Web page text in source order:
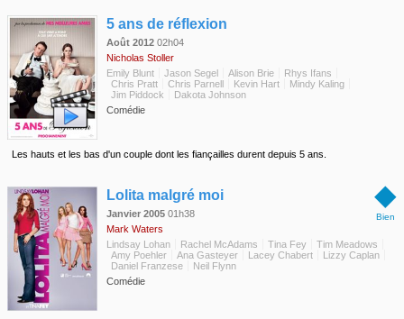
de la relation amoureuse, du premier coup de coeur aux rendez-vous, du sexe à la
séparation, à la récrimination et à la rédemption et décrit toutes les raisons qui nous
poussent à nous battre aussi ardemment pour arriver à trouver un sens à l'amour... Et,
avec un peu de chance, à en faire une réalité.
5 ans de réflexion
Août 2012 02h04
Nicholas Stoller
Emily Blunt
Jason Segel Alison Brie
Rhys Ifans
Chris Pratt
Chris Parnell Kevin Hart
Mindy Kaling
Jim Piddock
Dakota Johnson
Comédie
Les hauts et les bas d'un couple dont les fiançailles durent depuis 5 ans.
◆
Bien
Lolita malgré moi
Janvier 2005 01h38
Mark Waters
Lindsay Lohan
Rachel McAdams Tina Fey
Tim Meadows
Amy Poehler
Ana Gasteyer Lacey Chabert
Lizzy Caplan
Daniel Franzese
Neil Flynn
Comédie